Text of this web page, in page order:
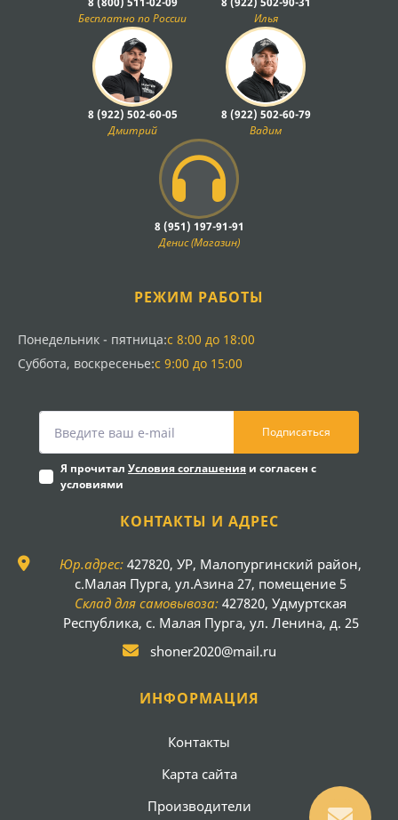
Бесплатно по России
Илья
8 (922) 502-60-05
Дмитрий
8 (922) 502-60-79
Вадим
8 (951) 197-91-91
Денис (Магазин)
РЕЖИМ РАБОТЫ
Понедельник - пятница:с 8:00 до 18:00
Суббота, воскресенье:с 9:00 до 15:00
Подписаться
Я прочитал Условия соглашения и согласен с
условиями
КОНТАКТЫ И АДРЕС
Юр.адрес: 427820, УР, Малопургинский район,
с.Малая Пурга, ул.Азина 27, помещение 5
Склад для самовывоза: 427820, Удмуртская
Республика, с. Малая Пурга, ул. Ленина, д. 25
shoner2020@mail.ru
ИНФОРМАЦИЯ
Контакты
Карта сайта
Производители